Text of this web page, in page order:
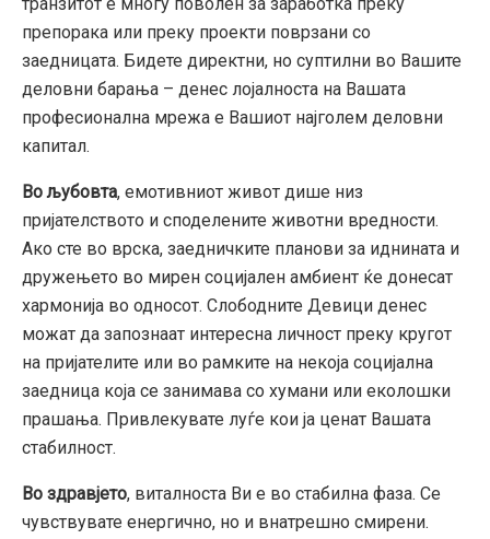
препорака или преку проекти поврзани со
заедницата. Бидете директни, но суптилни во Вашите
деловни барања – денес лојалноста на Вашата
професионална мрежа е Вашиот најголем деловни
капитал.
Во љубовта, емотивниот живот дише низ
пријателството и споделените животни вредности.
Ако сте во врска, заедничките планови за иднината и
дружењето во мирен социјален амбиент ќе донесат
хармонија во односот. Слободните Девици денес
можат да запознаат интересна личност преку кругот
на пријателите или во рамките на некоја социјална
заедница која се занимава со хумани или еколошки
прашања. Привлекувате луѓе кои ја ценат Вашата
стабилност.
Во здравјето, виталноста Ви е во стабилна фаза. Се
чувствувате енергично, но и внатрешно смирени.